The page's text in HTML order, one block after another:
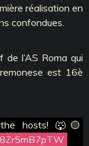
réalisation en
confondues.
l’AS Roma qui
est 16è
hosts! 🐺🟡